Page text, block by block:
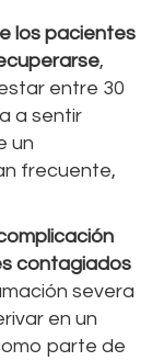
los pacientes
,
entre 30
a sentir
un
frecuente,
contagiados
severa
en un
parte de